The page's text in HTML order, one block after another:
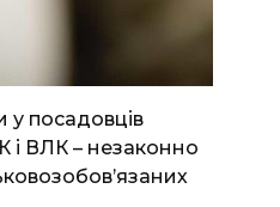
посадовців
і ВЛК – незаконно